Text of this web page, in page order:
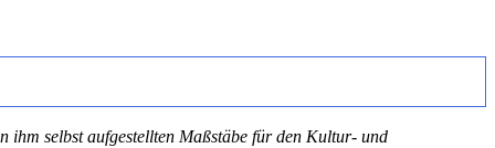
ihm selbst aufgestellten Maßstäbe für den Kultur- und